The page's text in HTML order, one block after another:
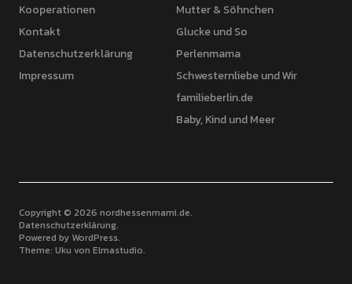
Kooperationen
Kontakt
Datenschutzerklärung
Impressum
Mutter & Söhnchen
Glucke und So
Perlenmama
Schwesternliebe und Wir
familieberlin.de
Baby, Kind und Meer
Copyright © 2026 nordhessenmami.de
Datenschutzerklärung
Powered by WordPress
Theme: Uku von Elmastudio